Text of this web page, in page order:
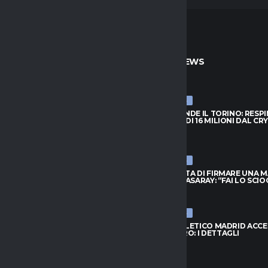
ULTIME NEWS
ULTIME NEWS
NJIE SI PRENDE IL TORINO:
L’OFFERTA DI 16 MILIONI DAL
ULTIME NEWS
LEAO RIFIUTA DI FIRMARE UNA
DEL GALATASARAY: “FAI LO
ULTIME NEWS
INTER, L’ATLETICO MADRID
PER ROMERO: I DETTAGLI